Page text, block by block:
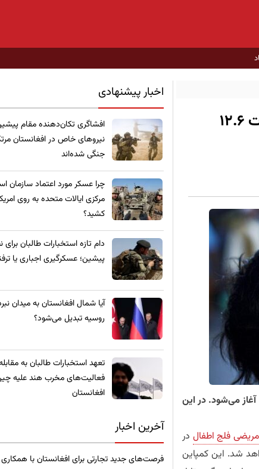
آغاز کمپاین ملی واکسیناسیون پولیو؛ تلاش برای نجات ۱۲.۶
۲۰۲۶ در سراسر افغانستان آغاز می‌شود. در این
مریضی فلج اطفال در
آغاز خواهد شد. این کمپاین
اخبار پیشنهادی
​افشاگری تکان‌دهنده مقام پیشین
نیروهای خاص در افغانستان
جنگی شده‌اند
چرا عسکر مورد اعتماد سازمان
مرکزی ایالات متحده به روی
کشید؟
​دام تازه استخبارات طالبان برای
پیشین؛ عسکرگیری اجباری یا
​آیا شمال افغانستان به میدان
روسیه تبدیل می‌شود؟
تعهد استخبارات طالبان به
فعالیت‌های مخرب هند علیه
افغانستان
آخرین اخبار
فرصت‌های جدید تجارتی برای افغانستان با